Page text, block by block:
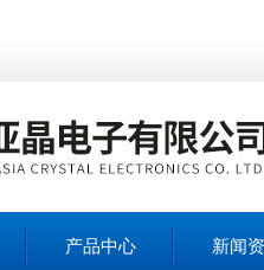
产品中心 新闻